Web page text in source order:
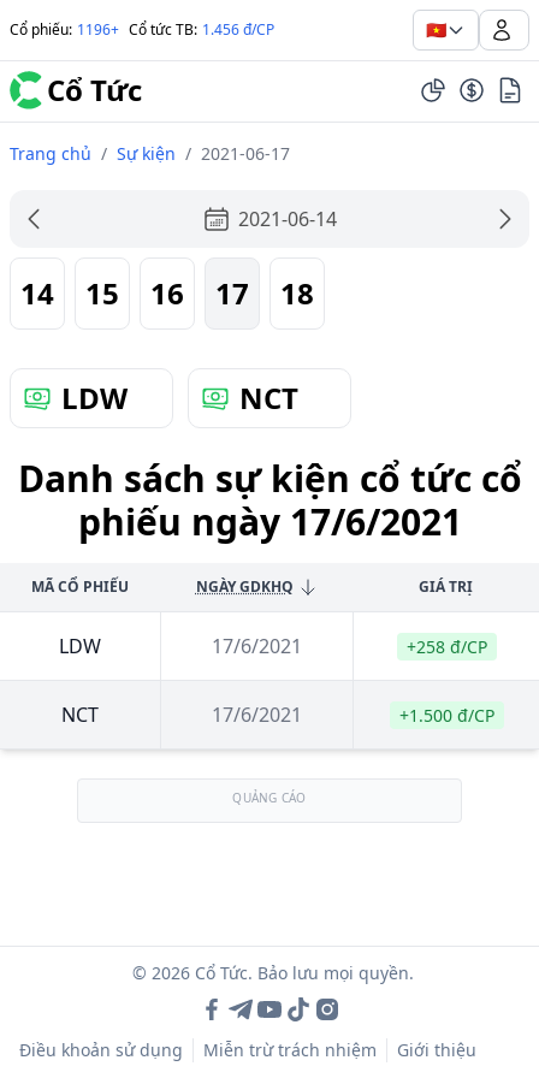
Cổ phiếu: 1196+ Cổ tức TB: 1.456 đ/CP 🇻🇳
Cổ Tức
Trang chủ / Sự kiện / 2021-06-17
2021-06-14
14 15 16 17 18
LDW NCT
Danh sách sự kiện cổ tức cổ
phiếu ngày 17/6/2021
MÃ CỔ PHIẾU NGÀY GDKHQ GIÁ TRỊ
LDW 17/6/2021 +258 đ/CP
NCT 17/6/2021 +1.500 đ/CP
QUẢNG CÁO
© 2026 Cổ Tức. Bảo lưu mọi quyền.
Điều khoản sử dụng Miễn trừ trách nhiệm Giới thiệu